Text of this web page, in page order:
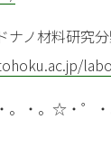
ナノ材料研究
。☆・゜・。